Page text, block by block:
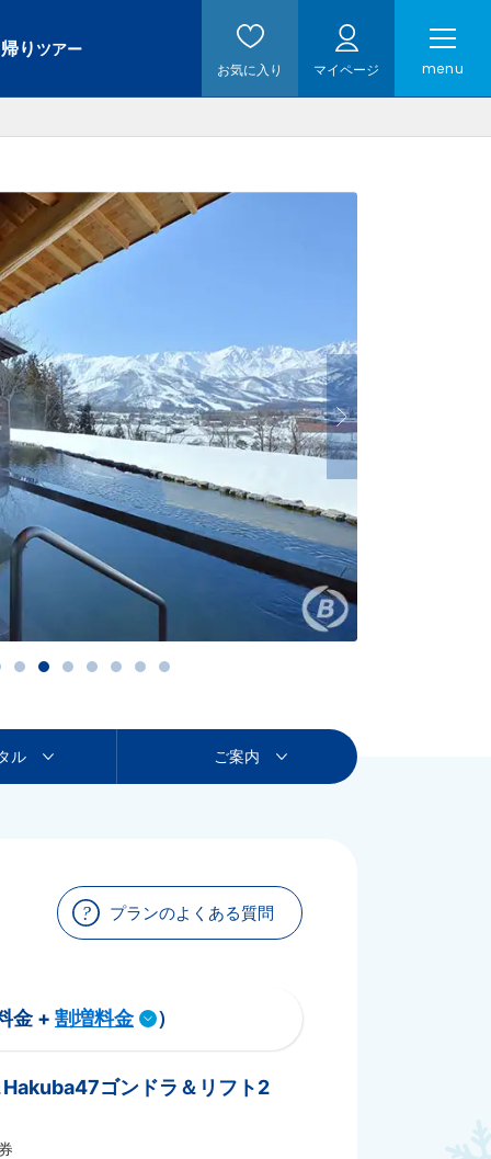
り ツアー
お気に入り マイページ menu
ル ご案内
プランのよくある質問
金 + 割増料金 ）
ゴンドラ＆リフト2